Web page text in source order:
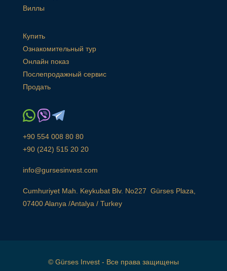
Виллы
Купить
Ознакомительный тур
Онлайн показ
Послепродажный сервис
Продать
+90 554 008 80 80
+90 (242) 515 20 20
info@gursesinvest.com
Cumhuriyet Mah. Keykubat Blv. No227 Gürses Plaza,
07400 Alanya /Antalya / Turkey
© Gürses Invest - Все права защищены